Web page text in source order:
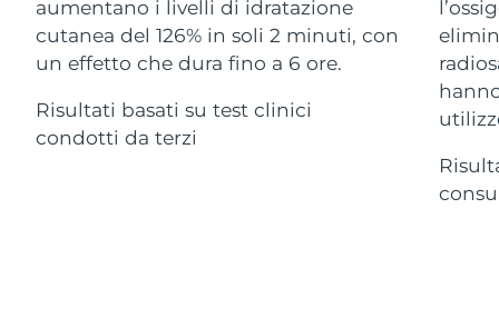
aumentano i livelli di idratazione
cutanea del 126% in soli 2 minuti, con
un effetto che dura fino a 6 ore.
Risultati basati su test clinici
condotti da terzi
CHI SIAMO
Jersey Consegna stimata 13.08.2026
Kazakistan Consegna stimata 10.08.2026
Kuwait Consegna stimata 08.08.2026
08.08.2026